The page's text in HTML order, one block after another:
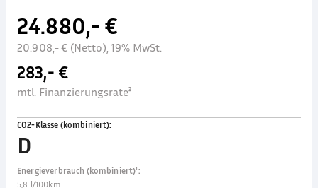
24.880,- €
20.908,- € (Netto), 19% MwSt.
283,- €
mtl. Finanzierungsrate²
CO2-Klasse (kombiniert):
D
Energieverbrauch (kombiniert)¹:
5,8 l/100km